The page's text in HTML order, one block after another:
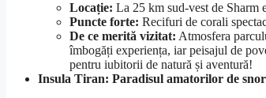
Locație: La 25 km sud-vest de Sharm
Puncte forte: Recifuri de corali
De ce merită vizitat: Atmosfera
îmbogăți experiența, iar peisajul de
pentru iubitorii de natură și aventură!
Insula Tiran: Paradisul amatorilor de